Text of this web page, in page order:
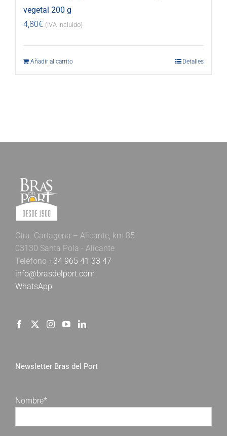
vegetal 200 g
4,80€ (IVA incluido)
Añadir al carrito Detalles
Ctra. Cartagena – Alicante, km 85
03130 Santa Pola - Alicante
Teléfono +34 965 41 33 47
info@brasdelport.com
WhatsApp
Newsletter Bras del Port
Nombre*